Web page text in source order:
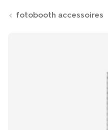
fotobooth accessoires